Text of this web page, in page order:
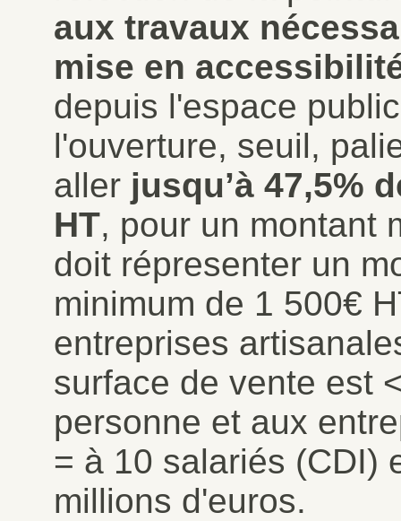
aux travaux
mise en
depuis l'espace
l'ouverture, seuil,
aller jusqu’à 47,5%
HT, pour un montant
doit répresenter un
minimum de 1 500€
entreprises
surface de vente est
personne et aux
= à 10 salariés (CDI)
millions d'euros.